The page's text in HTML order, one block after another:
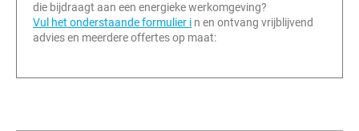
die bijdraagt aan een energieke werkomgeving?
Vul het onderstaande formulier i n en ontvang vrijblijvend
advies en meerdere offertes op maat: